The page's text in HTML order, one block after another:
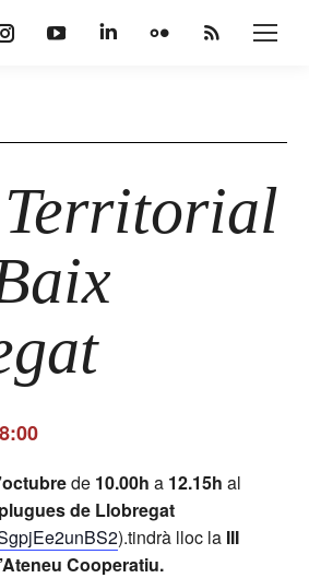
Instagram
window
YouTube
window
Linkedin
window
Flickr
window
Rss
window
de 10.00h a 12.15h al
de Llobregat
).tindrà lloc la III
Cooperatiu.